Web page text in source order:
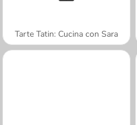
Tarte Tatin: Cucina con Sara